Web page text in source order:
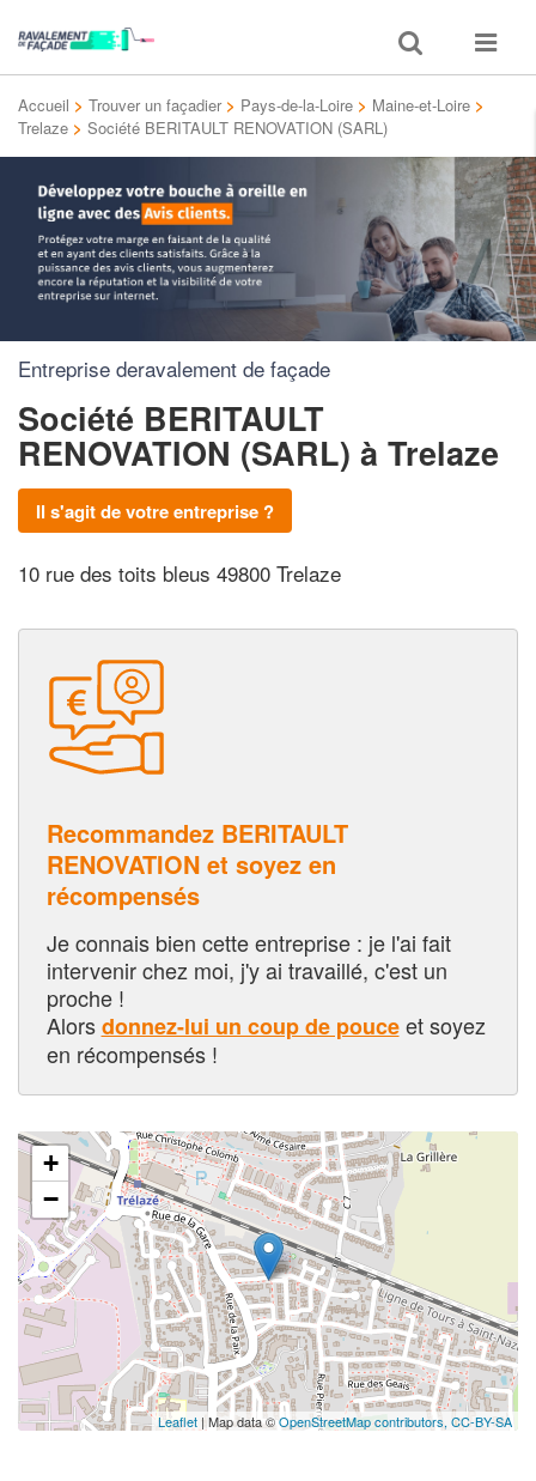
Toggle
search
Toggle
Accueil > Trouver un façadier > Pays-de-la-Loire > Maine-et-Loire >
Trelaze > Société BERITAULT RENOVATION (SARL)
Entreprise deravalement de façade
Société BERITAULT
RENOVATION (SARL) à Trelaze
Il s'agit de votre entreprise ?
10 rue des toits bleus 49800 Trelaze
Recommandez BERITAULT
RENOVATION et soyez en
récompensés
Je connais bien cette entreprise : je l'ai fait
intervenir chez moi, j'y ai travaillé, c'est un
proche !
Alorsdonnez-lui un coup de pouceet soyez
en récompensés !
+
−
Leaflet | Map data ©OpenStreetMap contributors, CC-BY-SA